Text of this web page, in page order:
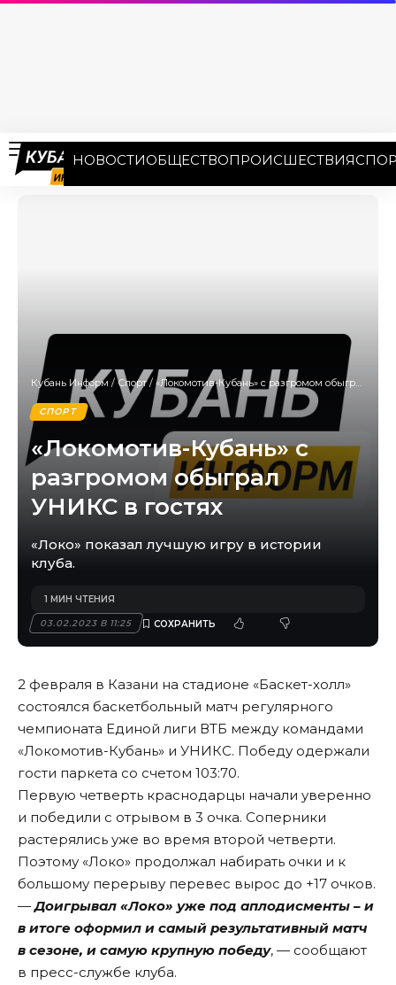
НОВОСТИОБЩЕСТВОПРОИСШЕСТВИЯ
Кубань Информ /Спорт/ «Локомотив-Кубань» с разгромом обыграл УНИКС в гостях
СПОРТ
«Локомотив-Кубань» с
разгромом обыграл
УНИКС в гостях
«Локо» показал лучшую игру в истории
клуба.
03.02.2023 В 11:25
1 МИН ЧТЕНИЯ
2 февраля в Казани на стадионе «Баскет-холл»
состоялся баскетбольный матч регулярного
чемпионата Единой лиги ВТБ между командами
«Локомотив-Кубань» и УНИКС. Победу одержали
гости паркета со счетом 103:70.
Первую четверть краснодарцы начали уверенно
и победили с отрывом в 3 очка. Соперники
растерялись уже во время второй четверти.
Поэтому «Локо» продолжал набирать очки и к
большому перерыву перевес вырос до +17 очков.
—Доигрывал «Локо» уже под аплодисменты – и
в итоге оформил и самый результативный матч
в сезоне, и самую крупную победу, — сообщают
в пресс-службе клуба.